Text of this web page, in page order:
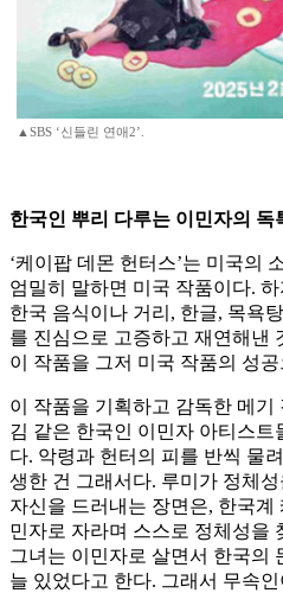
▲SBS ‘신들린 연애2’.
한국인 뿌리 다루는 이민자의 독
‘케이팝 데몬 헌터스’는 미국의
엄밀히 말하면 미국 작품이다.
한국 음식이나 거리, 한글, 목욕
를 진심으로 고증하고 재연해낸
이 작품을 그저 미국 작품의 성
이 작품을 기획하고 감독한 메기
김 같은 한국인 이민자 아티스트
다. 악령과 헌터의 피를 반씩 물
생한 건 그래서다. 루미가 정체
자신을 드러내는 장면은, 한국계
민자로 자라며 스스로 정체성을
그녀는 이민자로 살면서 한국의
늘 있었다고 한다. 그래서 무속